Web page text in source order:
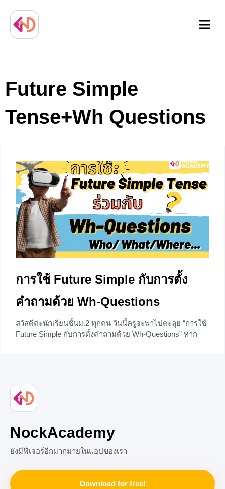
Menu
Future Simple
Tense+Wh Questions
การใช้ Future Simple กับการตั้ง
คำถามด้วย Wh-Questions
สวัสดีค่ะนักเรียนชั้นม.2 ทุกคน วันนี้ครูจะพาไปตะลุย “การใช้
Future Simple กับการตั้งคำถามด้วย Wh-Questions” หาก
NockAcademy
ยังมีฟีเจอร์อีกมากมายในแอปของเรา
Download for free!